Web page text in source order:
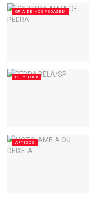
GUIA DE HOSPEDAGEM
CITY TOUR
ARTIGOS